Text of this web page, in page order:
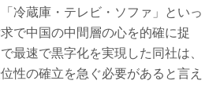
冷蔵庫・テレビ・ソファ」といっ
で中国の中間層の心を的確に捉
最速で黒字化を実現した同社は、
性の確立を急ぐ必要があると言え